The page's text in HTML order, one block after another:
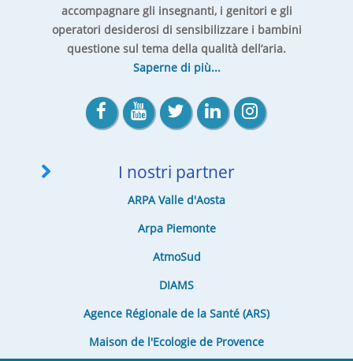
accompagnare gli insegnanti, i genitori e gli
operatori desiderosi di sensibilizzare i bambini
questione sul tema della qualità dell’aria.
Saperne di più...
I nostri partner
ARPA Valle d'Aosta
Arpa Piemonte
AtmoSud
DIAMS
Agence Régionale de la Santé (ARS)
Maison de l'Ecologie de Provence